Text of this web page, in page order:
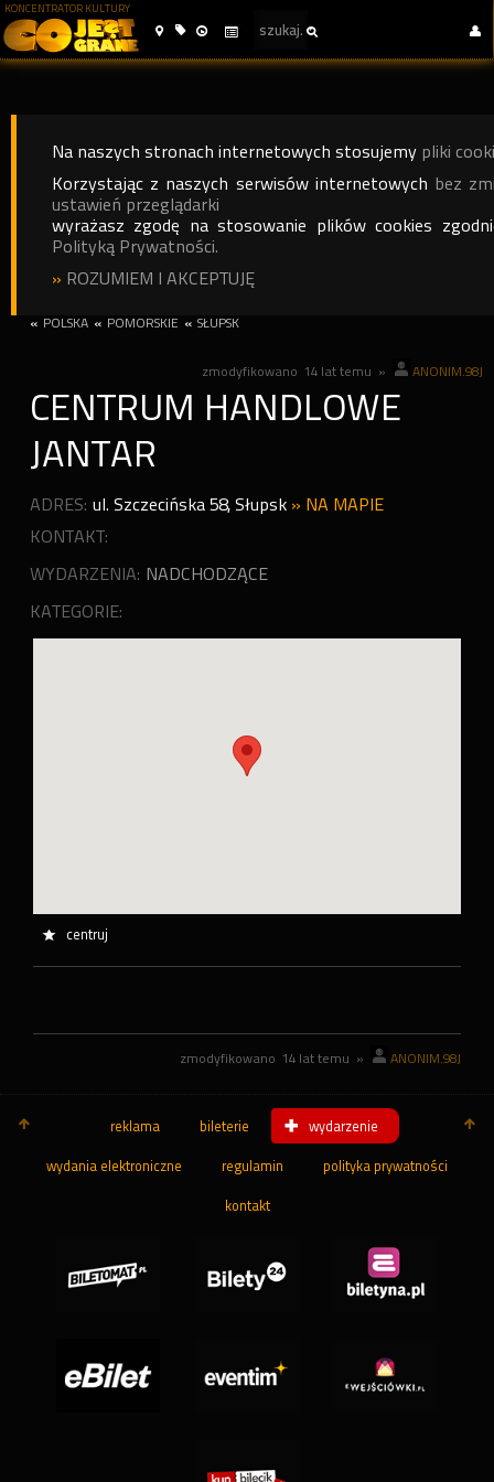
KONCENTRATOR KULTURY
Na naszych stronach internetowych stosujemy pliki
Korzystając z naszych serwisów internetowych bez
ustawień przeglądarki
wyrażasz zgodę na stosowanie plików cookies
Polityką Prywatności.
» ROZUMIEM I AKCEPTUJĘ
« POLSKA « POMORSKIE « SŁUPSK
zmodyfikowano 14 lat temu » ANONIM.98J
CENTRUM HANDLOWE
JANTAR
ADRES: ul. Szczecińska 58,Słupsk » NA MAPIE
KONTAKT:
WYDARZENIA: NADCHODZĄCE
KATEGORIE:
centruj
zmodyfikowano 14 lat temu » ANONIM.98J
reklama bileterie wydarzenie
wydania elektroniczne regulamin polityka prywatności
kontakt